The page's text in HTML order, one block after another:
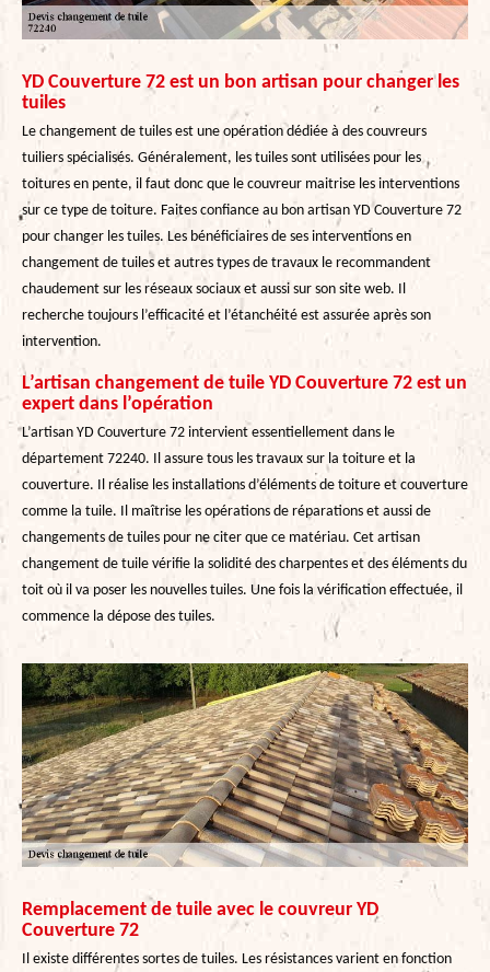
YD Couverture 72 est un bon artisan pour changer les
tuiles
Le changement de tuiles est une opération dédiée à des couvreurs
tuiliers spécialisés. Généralement, les tuiles sont utilisées pour les
toitures en pente, il faut donc que le couvreur maitrise les interventions
sur ce type de toiture. Faites confiance au bon artisan YD Couverture 72
pour changer les tuiles. Les bénéficiaires de ses interventions en
changement de tuiles et autres types de travaux le recommandent
chaudement sur les réseaux sociaux et aussi sur son site web. Il
recherche toujours l’efficacité et l’étanchéité est assurée après son
intervention.
L’artisan changement de tuile YD Couverture 72 est un
expert dans l’opération
L’artisan YD Couverture 72 intervient essentiellement dans le
département 72240. Il assure tous les travaux sur la toiture et la
couverture. Il réalise les installations d’éléments de toiture et couverture
comme la tuile. Il maîtrise les opérations de réparations et aussi de
changements de tuiles pour ne citer que ce matériau. Cet artisan
changement de tuile vérifie la solidité des charpentes et des éléments du
toit où il va poser les nouvelles tuiles. Une fois la vérification effectuée, il
commence la dépose des tuiles.
Remplacement de tuile avec le couvreur YD
Couverture 72
Il existe différentes sortes de tuiles. Les résistances varient en fonction